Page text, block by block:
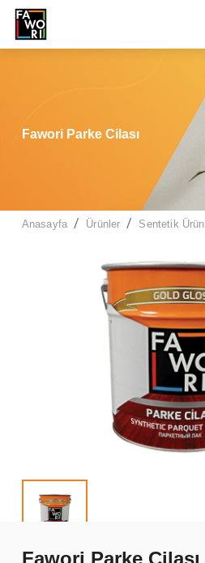
Fawori Parke Cilası
Anasayfa / Ürünler / Sentetik
Fawori Parke Cilası